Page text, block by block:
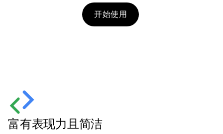
开始使用
富有表现力且简洁